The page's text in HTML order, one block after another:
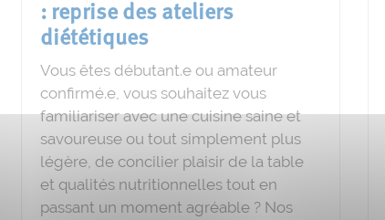
: reprise des ateliers
diététiques
Vous êtes débutant.e ou amateur
confirmé.e, vous souhaitez vous
familiariser avec une cuisine saine et
savoureuse ou tout simplement plus
légère, de concilier plaisir de la table
et qualités nutritionnelles tout en
passant un moment agréable ? Nos